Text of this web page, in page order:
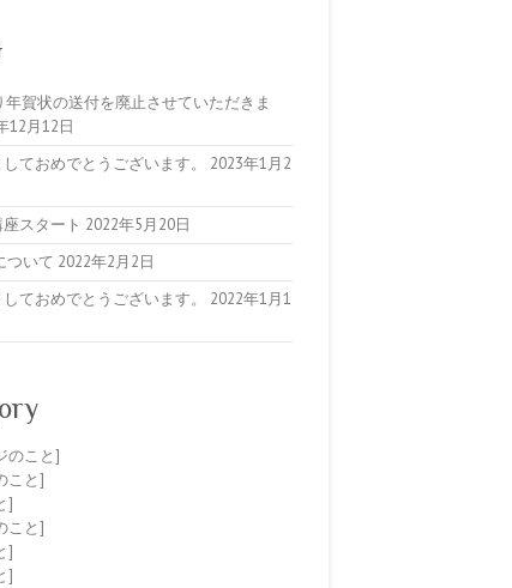
年賀状の送付を廃止させていただきま
12月12日
ておめでとうございます。
2023年1月2
スタート 2022年5月20日
ついて 2022年2月2日
ておめでとうございます。
2022年1月1
のこと]
こと]
]
こと]
]
]